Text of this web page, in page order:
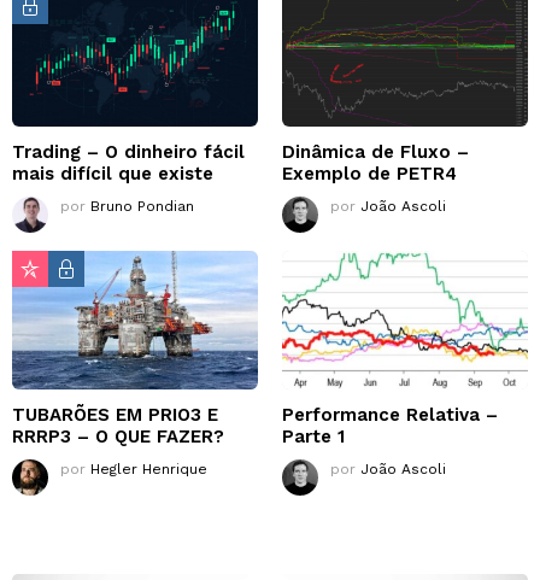
Trading – O dinheiro fácil
mais difícil que existe
por Bruno Pondian
Dinâmica de Fluxo –
Exemplo de PETR4
por João Ascoli
TUBARÕES EM PRIO3 E
RRRP3 – O QUE FAZER?
por Hegler Henrique
Performance Relativa –
Parte 1
por João Ascoli